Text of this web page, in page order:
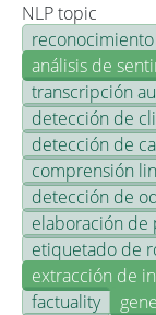
NLP topic
análisis de
transcripción
detección de
detección de
comprensión
detección de
elaboración de
etiquetado de
extracción de
factuality